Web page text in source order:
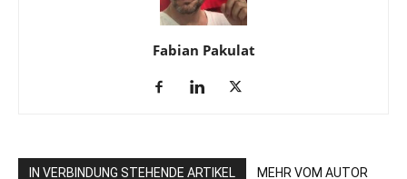
Fabian Pakulat
IN VERBINDUNG STEHENDE ARTIKEL MEHR VOM AUTOR